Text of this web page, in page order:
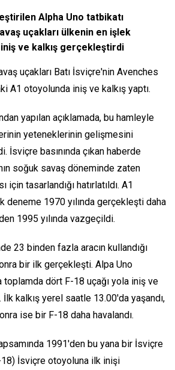
Alpha Uno tatbikatı
uçakları ülkenin en işlek
ve kalkış gerçekleştirdi
uçakları Batı İsviçre'nin Avenches
A1 otoyolunda iniş ve kalkış yaptı.
yapılan açıklamada, bu hamleyle
yeteneklerinin gelişmesini
İsviçre basınında çıkan haberde
soğuk savaş döneminde zaten
için tasarlandığı hatırlatıldı. A1
deneme 1970 yılında gerçekleşti daha
1995 yılında vazgeçildi.
23 binden fazla aracın kullandığı
bir ilk gerçekleşti. Alpa Uno
toplamda dört F-18 uçağı yola iniş ve
kalkış yerel saatle 13.00'da yaşandı,
ise bir F-18 daha havalandı.
1991'den bu yana bir İsviçre
18) İsviçre otoyoluna ilk inişi